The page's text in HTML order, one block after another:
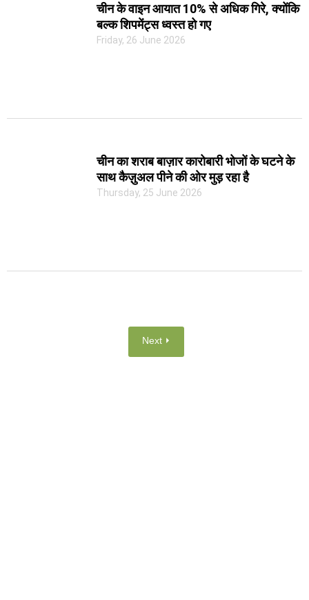
चीन के वाइन आयात 10% से अधिक गिरे, क्योंकि
बल्क शिपमेंट्स ध्वस्त हो गए
Friday, 26 June 2026
चीन का शराब बाज़ार कारोबारी भोजों के घटने के
साथ कैज़ुअल पीने की ओर मुड़ रहा है
Thursday, 25 June 2026
Next ⏵